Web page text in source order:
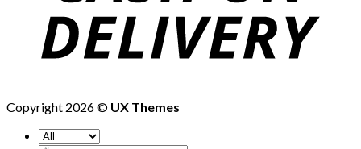
Copyright 2026 © UX Themes